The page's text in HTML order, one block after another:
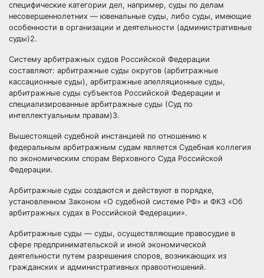
специфические категории дел, например, суды по делам
несовершеннолетних — ювенальные суды, либо суды, имеющие
особенности в организации и деятельности (административные
суды)2.
Систему арбитражных судов Российской Федерации
составляют: арбитражные суды округов (арбитражные
кассационные суды), арбитражные апелляционные суды,
арбитражные суды субъектов Российской Федерации и
специализированные арбитражные суды (Суд по
интеллектуальным правам)3.
Вышестоящей судебной инстанцией по отношению к
федеральным арбитражным судам является Судебная коллегия
по экономическим спорам Верховного Суда Российской
Федерации.
Арбитражные суды создаются и действуют в порядке,
установленном Законом «О судебной системе РФ» и ФКЗ «Об
арбитражных судах в Российской Федерации».
Арбитражные суды — суды, осуществляющие правосудие в
сфере предпринимательской и иной экономической
деятельности путем разрешения споров, возникающих из
гражданских и административных правоотношений.